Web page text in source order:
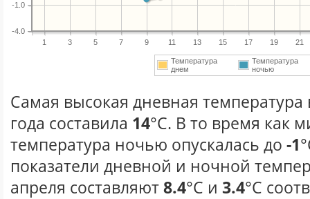
1 3 5 7 9 11 13 15 17 19 21
-4.0
-1.0
Температура
днем
Температура
ночью
Самая высокая дневная температура
года составила 14°С. В то время как
температура ночью опускалась до -1
показатели дневной и ночной
апреля составляют8.4°С и 3.4°С